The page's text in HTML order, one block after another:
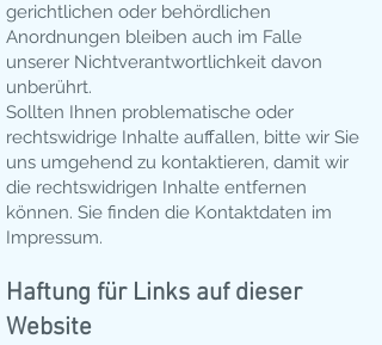
gerichtlichen oder behördlichen
Anordnungen bleiben auch im Falle
unserer Nichtverantwortlichkeit davon
unberührt.
Sollten Ihnen problematische oder
rechtswidrige Inhalte auffallen, bitte wir Sie
uns umgehend zu kontaktieren, damit wir
die rechtswidrigen Inhalte entfernen
können. Sie finden die Kontaktdaten im
Impressum.
Haftung für Links auf dieser
Website